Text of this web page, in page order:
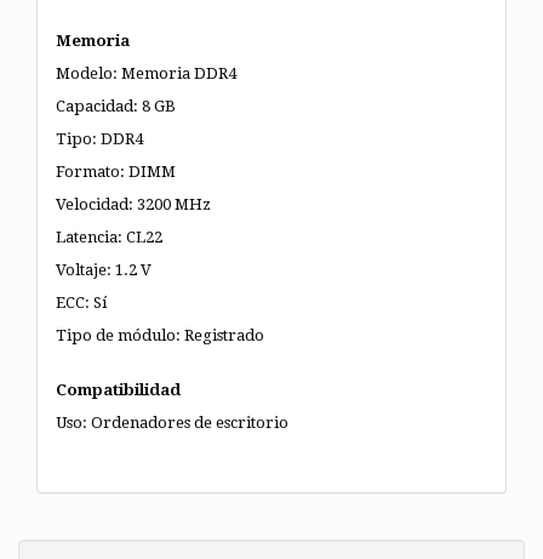
Memoria
Modelo: Memoria DDR4
Capacidad: 8 GB
Tipo: DDR4
Formato: DIMM
Velocidad: 3200 MHz
Latencia: CL22
Voltaje: 1.2 V
ECC: Sí
Tipo de módulo: Registrado
Compatibilidad
Uso: Ordenadores de escritorio